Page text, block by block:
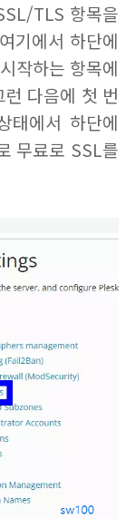
TLS 항목을
기에서 하단에
작하는 항목에
다음에 첫 번
태에서 하단에
무료로 SSL를